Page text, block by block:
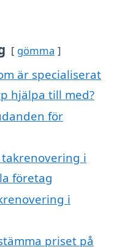
gömma
är specialiserat
hjälpa till med?
för
i
företag
i
priset på